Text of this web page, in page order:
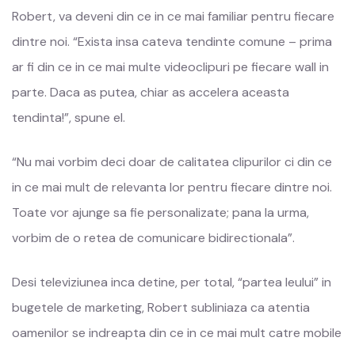
Robert, va deveni din ce in ce mai familiar pentru fiecare
dintre noi. “Exista insa cateva tendinte comune – prima
ar fi din ce in ce mai multe videoclipuri pe fiecare wall in
parte. Daca as putea, chiar as accelera aceasta
tendinta!”, spune el.
“Nu mai vorbim deci doar de calitatea clipurilor ci din ce
in ce mai mult de relevanta lor pentru fiecare dintre noi.
Toate vor ajunge sa fie personalizate; pana la urma,
vorbim de o retea de comunicare bidirectionala”.
Desi televiziunea inca detine, per total, “partea leului” in
bugetele de marketing, Robert subliniaza ca atentia
oamenilor se indreapta din ce in ce mai mult catre mobile